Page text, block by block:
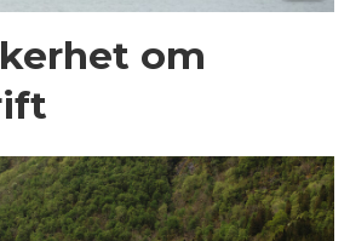
om